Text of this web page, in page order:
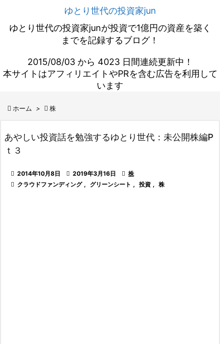
ゆとり世代の投資家jun
ゆとり世代の投資家junが投資で1億円の資産を築く
までを記録するブログ！
2015/08/03 から 4023 日間連続更新中！
本サイトはアフィリエイトやPRを含む広告を利用して
います
 ホーム >  株
あやしい投資話を勉強するゆとり世代：未公開株編P
ｔ３
 2014年10月8日  2019年3月16日  株
 クラウドファンディング , グリーンシート , 投資 , 株